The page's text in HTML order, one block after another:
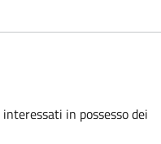
in possesso dei